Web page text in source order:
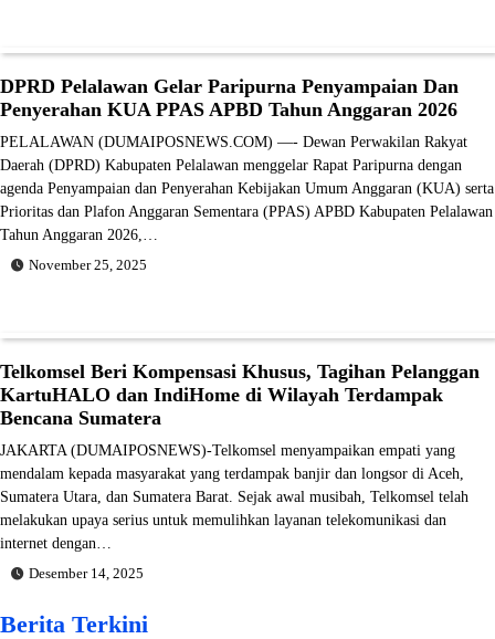
DPRD Pelalawan Gelar Paripurna Penyampaian Dan
Penyerahan KUA PPAS APBD Tahun Anggaran 2026
PELALAWAN (DUMAIPOSNEWS.COM) —- Dewan Perwakilan Rakyat
Daerah (DPRD) Kabupaten Pelalawan menggelar Rapat Paripurna dengan
agenda Penyampaian dan Penyerahan Kebijakan Umum Anggaran (KUA) serta
Prioritas dan Plafon Anggaran Sementara (PPAS) APBD Kabupaten Pelalawan
Tahun Anggaran 2026,…
November 25, 2025
Telkomsel Beri Kompensasi Khusus, Tagihan Pelanggan
KartuHALO dan IndiHome di Wilayah Terdampak
Bencana Sumatera
JAKARTA (DUMAIPOSNEWS)-Telkomsel menyampaikan empati yang
mendalam kepada masyarakat yang terdampak banjir dan longsor di Aceh,
Sumatera Utara, dan Sumatera Barat. Sejak awal musibah, Telkomsel telah
melakukan upaya serius untuk memulihkan layanan telekomunikasi dan
internet dengan…
Desember 14, 2025
Berita Terkini